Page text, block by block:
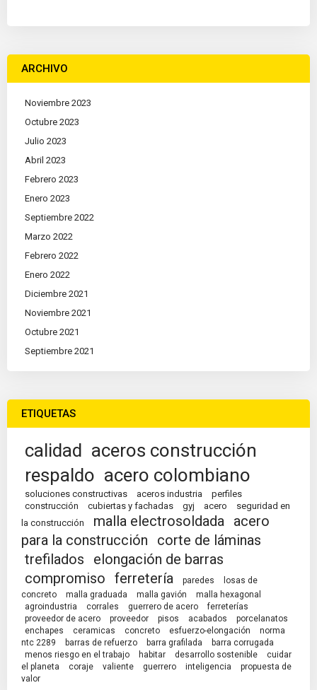
ARCHIVO
Noviembre 2023
Octubre 2023
Julio 2023
Abril 2023
Febrero 2023
Enero 2023
Septiembre 2022
Marzo 2022
Febrero 2022
Enero 2022
Diciembre 2021
Noviembre 2021
Octubre 2021
Septiembre 2021
ETIQUETAS
calidad aceros construcción
respaldo acero colombiano
soluciones constructivas aceros industria
perfiles
construcción
cubiertas y fachadas gyj acero
seguridad en
la construcción
malla electrosoldada
acero
para la construcción
corte de láminas
trefilados
elongación de barras
compromiso ferretería paredes
losas de
concreto
malla graduada malla gavión
malla hexagonal
agroindustria
corrales guerrero de acero
ferreterías
proveedor de acero
proveedor pisos acabados
porcelanatos
enchapes
ceramicas concreto esfuerzo-elongación
norma
ntc 2289
barras de refuerzo barra grafilada
barra corrugada
menos riesgo en el trabajo
habitar desarrollo sostenible
cuidar
el planeta
coraje valiente guerrero inteligencia
propuesta de
valor